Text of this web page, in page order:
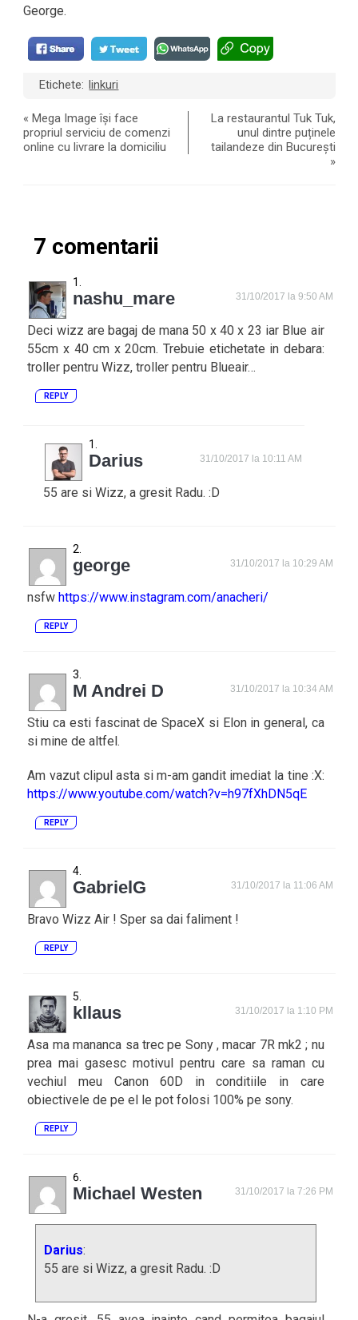
George.
Etichete: linkuri
«Mega Image își face
propriul serviciu de comenzi
online cu livrare la domiciliu
La restaurantul Tuk Tuk,
unul dintre puținele
tailandeze din București
»
7 comentarii
nashu_mare 31/10/2017 la 9:50 AM
Deci wizz are bagaj de mana 50 x 40 x 23 iar Blue air
55cm x 40 cm x 20cm. Trebuie etichetate in debara:
troller pentru Wizz, troller pentru Blueair…
REPLY
Darius 31/10/2017 la 10:11 AM
55 are si Wizz, a gresit Radu. :D
george 31/10/2017 la 10:29 AM
nsfwhttps://www.instagram.com/anacheri/
REPLY
M Andrei D 31/10/2017 la 10:34 AM
Stiu ca esti fascinat de SpaceX si Elon in general, ca
si mine de altfel.
Am vazut clipul asta si m-am gandit imediat la tine :X:
https://www.youtube.com/watch?v=h97fXhDN5qE
REPLY
GabrielG 31/10/2017 la 11:06 AM
Bravo Wizz Air ! Sper sa dai faliment !
REPLY
kllaus 31/10/2017 la 1:10 PM
Asa ma mananca sa trec pe Sony , macar 7R mk2 ; nu
prea mai gasesc motivul pentru care sa raman cu
vechiul meu Canon 60D in conditiile in care
obiectivele de pe el le pot folosi 100% pe sony.
REPLY
Michael Westen 31/10/2017 la 7:26 PM
Darius:
55 are si Wizz, a gresit Radu. :D